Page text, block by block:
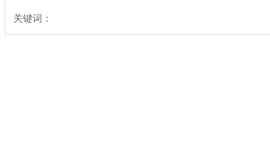
关键词：